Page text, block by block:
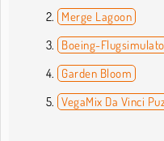
Merge Lagoon
Boeing-
Garden Bloom
VegaMix Da Vinci